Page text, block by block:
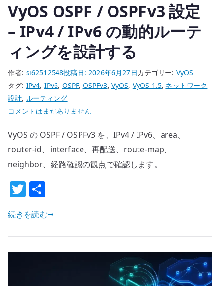
VyOS OSPF / OSPFv3 設定
– IPv4 / IPv6 の動的ルーテ
ィングを設計する
作者: si62512548投稿日:2026年6月27日カテゴリー: VyOS
タグ: IPv4, IPv6, OSPF, OSPFv3, VyOS, VyOS 1.5, ネットワーク
設計, ルーティング
VyOS
/
OSPFv3
設
IPv4
/
の
動
コメントはまだありません
VyOS の OSPF / OSPFv3 を、IPv4 / IPv6、area、
router-id、interface、再配送、route-map、
neighbor、経路確認の観点で確認します。
T
w
it
te
r
続きを読む